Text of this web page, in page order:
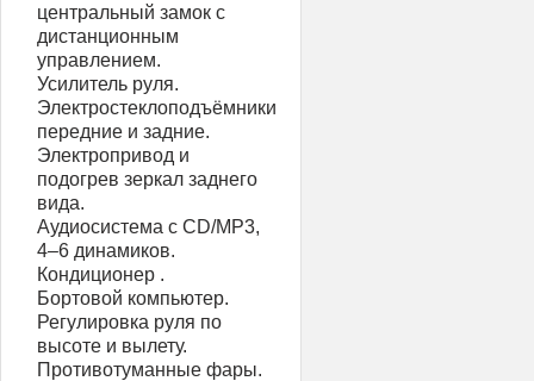
центральный замок с
дистанционным
управлением.
Усилитель руля.
Электростеклоподъёмники
передние и задние.
Электропривод и
подогрев зеркал заднего
вида.
Аудиосистема с СD/МР3,
4–6 динамиков.
Кондиционер .
Бортовой компьютер.
Регулировка руля по
высоте и вылету.
Противотуманные фары.